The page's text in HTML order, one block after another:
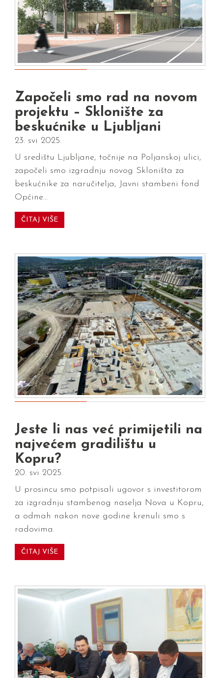
Započeli smo rad na novom
projektu – Sklonište za
beskućnike u Ljubljani
23. svi 2025.
U središtu Ljubljane, točnije na Poljanskoj ulici,
započeli smo izgradnju novog Skloništa za
beskućnike za naručitelja, Javni stambeni fond
Općine…
ČITAJ VIŠE
Jeste li nas već primijetili na
najvećem gradilištu u
Kopru?
20. svi 2025.
U prosincu smo potpisali ugovor s investitorom
za izgradnju stambenog naselja Nova u Kopru,
a odmah nakon nove godine krenuli smo s
radovima.
ČITAJ VIŠE